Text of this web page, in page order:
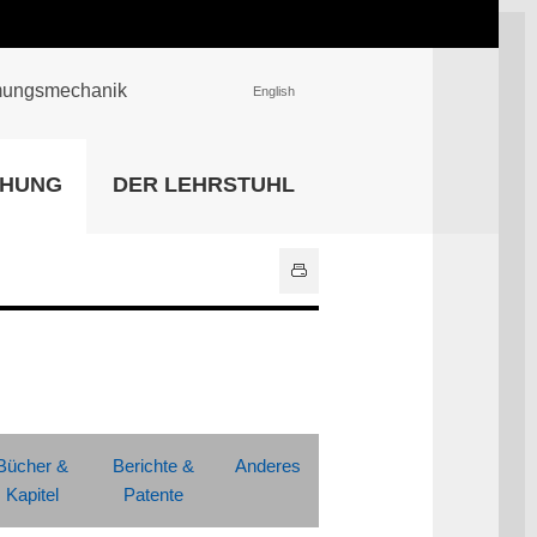
Universitätsbibliothek
English
DER LEHRSTUHL
&
Kapitel
Berichte &
Patente
Anderes